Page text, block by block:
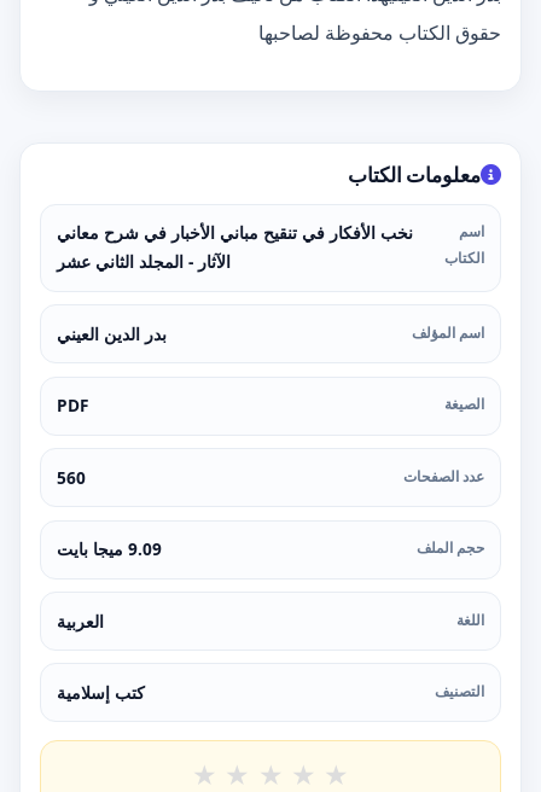
حقوق الكتاب محفوظة لصاحبها
معلومات الكتاب
اسم
الكتاب
نخب الأفكار في تنقيح مباني الأخبار في شرح معاني
الآثار - المجلد الثاني عشر
اسم المؤلف بدر الدين العيني
الصيغة PDF
عدد الصفحات 560
حجم الملف 9.09 ميجا بايت
اللغة العربية
التصنيف كتب إسلامية
★ ★ ★ ★ ★